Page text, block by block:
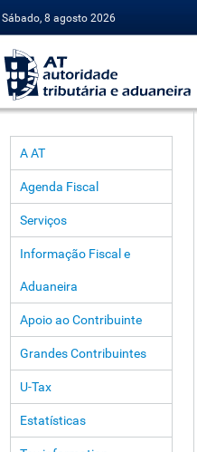
Sábado, 8 agosto 2026
A AT
Agenda Fiscal
Serviços
Informação Fiscal e
Aduaneira
Apoio ao Contribuinte
Grandes Contribuintes
U-Tax
Estatísticas